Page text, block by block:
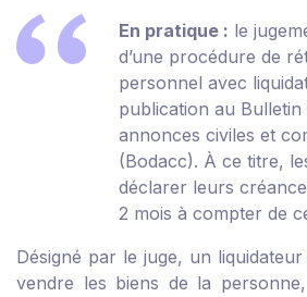
En pratique : le
d’une procédure de
personnel avec
publication au Bulletin
annonces civiles et
(Bodacc). À ce titre,
déclarer leurs
2 mois à compter de
Désigné par le juge, un
vendre les biens de la